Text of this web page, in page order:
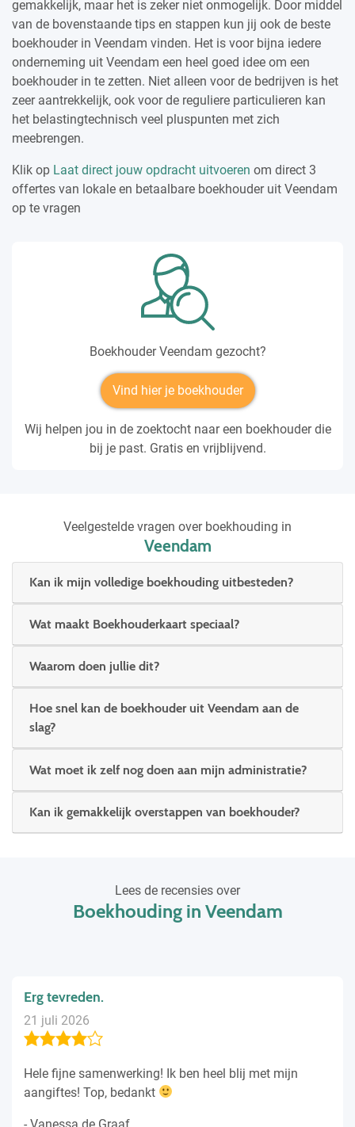
gemakkelijk, maar het is zeker niet onmogelijk. Door middel
van de bovenstaande tips en stappen kun jij ook de beste
boekhouder in Veendam vinden. Het is voor bijna iedere
onderneming uit Veendam een heel goed idee om een
boekhouder in te zetten. Niet alleen voor de bedrijven is het
zeer aantrekkelijk, ook voor de reguliere particulieren kan
het belastingtechnisch veel pluspunten met zich
meebrengen.
Klik op Laat direct jouw opdracht uitvoeren om direct 3
offertes van lokale en betaalbare boekhouder uit Veendam
op te vragen
Boekhouder Veendam gezocht?
Vind hier je boekhouder
Wij helpen jou in de zoektocht naar een boekhouder die
bij je past. Gratis en vrijblijvend.
Veelgestelde vragen over boekhouding in
Veendam
Kan ik mijn volledige boekhouding uitbesteden?
Wat maakt Boekhouderkaart speciaal?
Waarom doen jullie dit?
Hoe snel kan de boekhouder uit Veendam aan de
slag?
Wat moet ik zelf nog doen aan mijn administratie?
Kan ik gemakkelijk overstappen van boekhouder?
Lees de recensies over
Boekhouding in Veendam
Erg tevreden.
21 juli 2026
Hele fijne samenwerking! Ik ben heel blij met mijn
aangiftes! Top, bedankt